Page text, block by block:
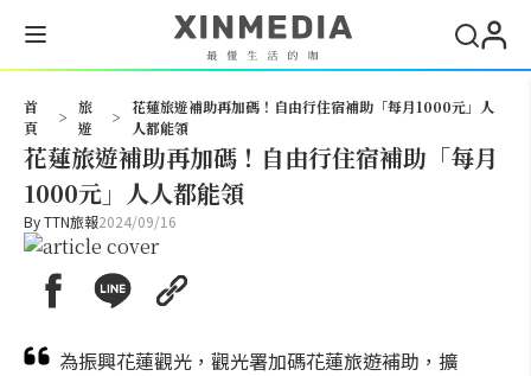
首
頁
>
旅
遊
>
花蓮旅遊補助再加碼！自由行住宿補助「每月1000元」人
人都能領
花蓮旅遊補助再加碼！自由行住宿補助「每月
1000元」人人都能領
ByTTN旅報2024/09/16
為振興花蓮觀光，觀光署加碼花蓮旅遊補助，擴